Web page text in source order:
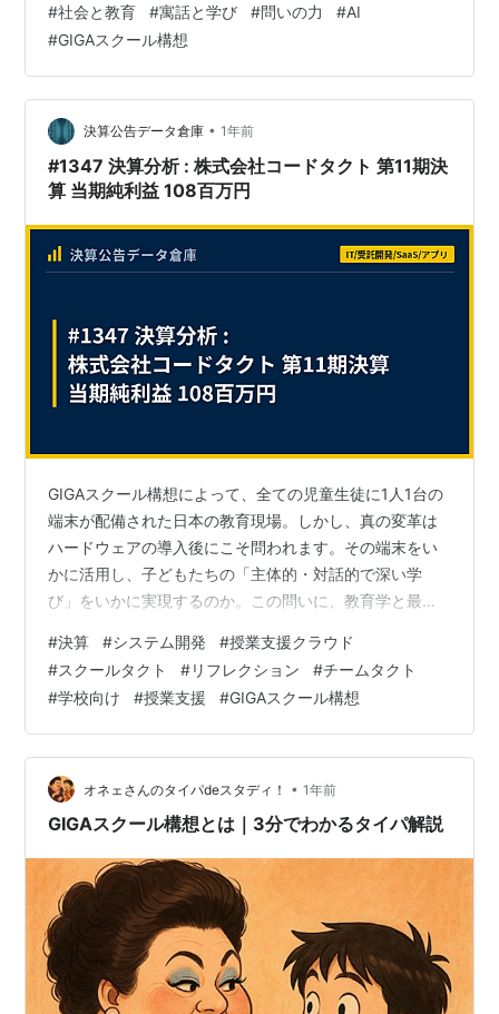
き、自分の思考と擦り合わせること（他者との対話 ただ
し①と③をあわせて他者との対話という場合もありま
す。） まず教科書を読み、自分の頭で考え、発表しない
授業の中で練り上げていく ……どの教室でもやっている
姿だと思います。 この「三つの対話」を大切にしようと
いこう考えは、 2017年の学習指…
#社会と教育 #寓話と学び #問いの力 #AI
#GIGAスクール構想
決算公告データ倉庫 • 1年前
#1347 決算分析 : 株式会社コードタクト 第11期決
算 当期純利益 108百万円
GIGAスクール構想によって、全ての児童生徒に1人1台の
端末が配備された日本の教育現場。しかし、真の変革は
ハードウェアの導入後にこそ問われます。その端末をい
かに活用し、子どもたちの「主体的・対話的で深い学
び」をいかに実現するのか。この問いに、教育学と最先
す。さらに、その学びの革新を、学校の教室から企業の
会議室にまで広げ、人と組織の成長を支援しています。
今回は、授業支援クラウド「スクールタクト」とリフレ
クション・マネジメントシステム「チームタクト」を両
翼に、日本の「学び」をアップデートする「株式会社コ
ードタクト」の第11期決算を読み解き、その経営…
#決算 #システム開発 #授業支援クラウド
#スクールタクト #リフレクション #チームタクト
#学校向け #授業支援 #GIGAスクール構想
オネェさんのタイパdeスタディ！ • 1年前
GIGAスクール構想とは｜3分でわかるタイパ解説